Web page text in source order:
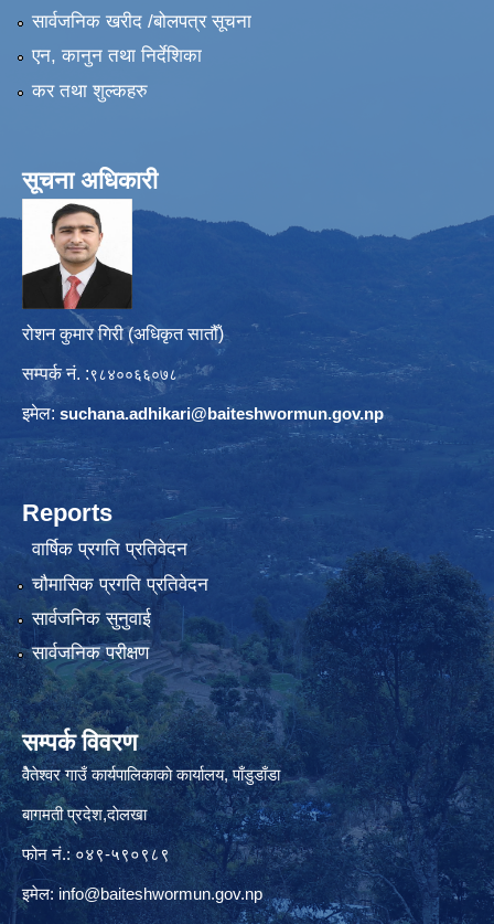
सार्वजनिक खरीद /बोलपत्र सूचना
एन, कानुन तथा निर्देशिका
कर तथा शुल्कहरु
सूचना अधिकारी
रोशन कुमार गिरी (अधिकृत सातौँ)
सम्पर्क नं. :९८४००६६०७८
इमेल: suchana.adhikari@baiteshwormun.gov.np
Reports
वार्षिक प्रगति प्रतिवेदन
चौमासिक प्रगति प्रतिवेदन
सार्वजनिक सुनुवाई
सार्वजनिक परीक्षण
सम्पर्क विवरण
वैेतेश्वर गाउँ कार्यपालिकाकाे कार्यालय, पाँडुडाँडा
बागमती‌ प्रदेश,दाेलखा
फोन नं.: ०४९-५९०९८९
इमेल: info@baiteshwormun.gov.np